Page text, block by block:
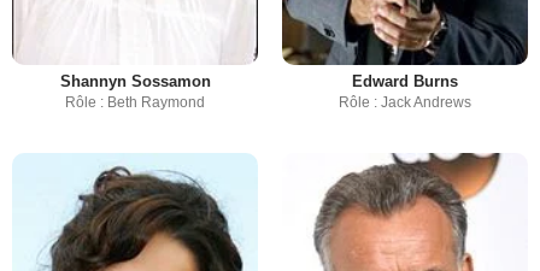
Shannyn Sossamon
Rôle : Beth Raymond
Edward Burns
Rôle : Jack Andrews